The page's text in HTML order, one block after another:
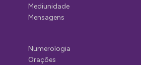
Mediunidade
Mensagens
Numerologia
Orações